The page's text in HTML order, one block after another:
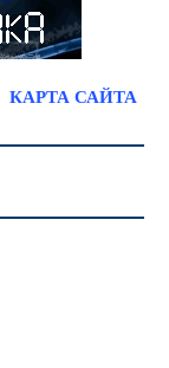
КАРТА САЙТА